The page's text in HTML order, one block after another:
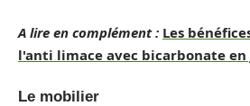
A lire en complément : Les
l'anti limace avec bicarbonate
Le mobilier